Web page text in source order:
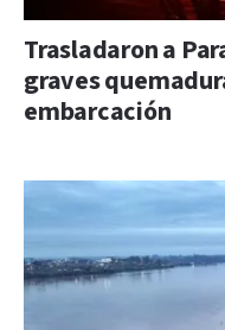
Trasladaron a
graves
embarcación